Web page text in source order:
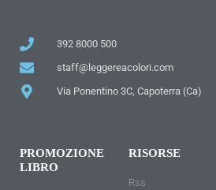
392 8000 500
staff@leggereacolori.com
Via Ponentino 3C, Capoterra (Ca)
PROMOZIONE
LIBRO
RISORSE
Rss